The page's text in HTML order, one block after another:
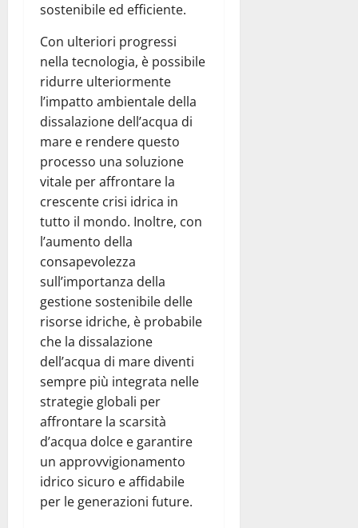
sostenibile ed efficiente.
Con ulteriori progressi
nella tecnologia, è possibile
ridurre ulteriormente
l’impatto ambientale della
dissalazione dell’acqua di
mare e rendere questo
processo una soluzione
vitale per affrontare la
crescente crisi idrica in
tutto il mondo. Inoltre, con
l’aumento della
consapevolezza
sull’importanza della
gestione sostenibile delle
risorse idriche, è probabile
che la dissalazione
dell’acqua di mare diventi
sempre più integrata nelle
strategie globali per
affrontare la scarsità
d’acqua dolce e garantire
un approvvigionamento
idrico sicuro e affidabile
per le generazioni future.